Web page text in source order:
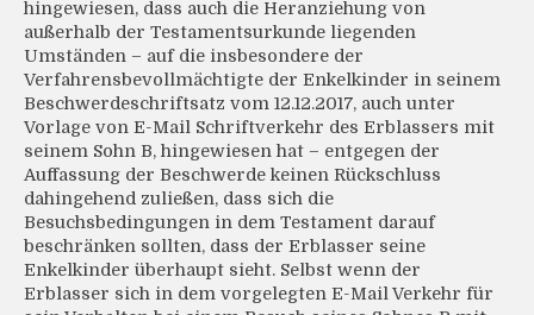
hingewiesen, dass auch die Heranziehung von
außerhalb der Testamentsurkunde liegenden
Umständen – auf die insbesondere der
Verfahrensbevollmächtigte der Enkelkinder in seinem
Beschwerdeschriftsatz vom 12.12.2017, auch unter
Vorlage von E-Mail Schriftverkehr des Erblassers mit
seinem Sohn B, hingewiesen hat – entgegen der
Auffassung der Beschwerde keinen Rückschluss
dahingehend zuließen, dass sich die
Besuchsbedingungen in dem Testament darauf
beschränken sollten, dass der Erblasser seine
Enkelkinder überhaupt sieht. Selbst wenn der
Erblasser sich in dem vorgelegten E-Mail Verkehr für